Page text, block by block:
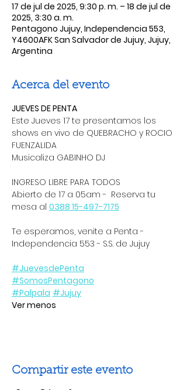
17 de jul de 2025, 9:30 p. m. – 18 de jul de
2025, 3:30 a. m.
Pentagono Jujuy, Independencia 553,
Y4600AFK San Salvador de Jujuy, Jujuy,
Argentina
Acerca del evento
JUEVES DE PENTA
Este Jueves 17 te presentamos los
shows en vivo de QUEBRACHO y ROCIO
FUENZALIDA
Musicaliza GABINHO DJ
INGRESO LIBRE PARA TODOS
Abierto de 17 a 05am -  Reserva tu
mesa al 0388 15-497-7175
Te esperamos, venite a Penta -
Independencia 553 - S.S. de Jujuy
#JuevesdePenta
#SomosPentagono
#Palpala #Jujuy
Ver menos
Compartir este evento